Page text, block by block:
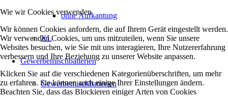
ohne Aufkantung
XL
Gewerbemischbatterien
Gewerbemischbatterien
Wie wir Cookies verwenden
Wir können Cookies anfordern, die auf Ihrem Gerät eingestellt werden.
Wir verwenden Cookies, um uns mitzuteilen, wenn Sie unsere
Websites besuchen, wie Sie mit uns interagieren, Ihre Nutzererfahrung
verbessern und Ihre Beziehung zu unserer Website anpassen.
Klicken Sie auf die verschiedenen Kategorienüberschriften, um mehr
zu erfahren. Sie können auch einige Ihrer Einstellungen ändern.
Beachten Sie, dass das Blockieren einiger Arten von Cookies